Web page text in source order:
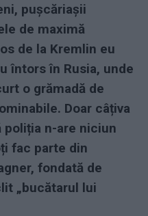
pușcăriașii
de maximă
de la Kremlin eu
întors în Rusia, unde
o grămadă de
Doar câțiva
n-are niciun
fac parte din
fondată de
„bucătarul lui